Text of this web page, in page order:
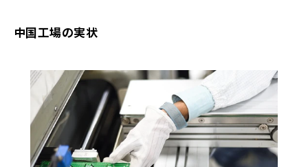
中国工場の実状